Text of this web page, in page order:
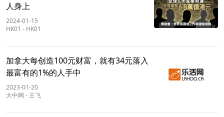
人身上
2024-01-15
HK01 - HK01
加拿大每创造100元财富，就有34元落入
最富有的1%的人手中
2023-01-20
大中网 - 王飞